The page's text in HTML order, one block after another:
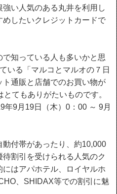
い人気のある丸井を利用し
したいクレジットカードで
知っている人も多いかと思
いる「マルコとマルオの７日
通販と店舗でのお買い物が
てもありがたいものです。
年9月19日（木）0：00 ～ 9月
付帯があったり、約10,000
割引を受けられる人気のク
はアパホテル、ロイヤルホ
、SHIDAX等での割引に魅